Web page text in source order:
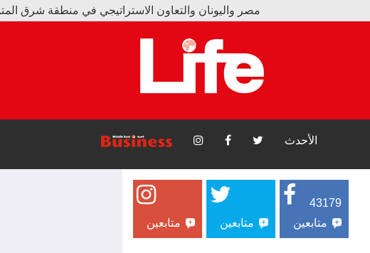
مصر واليونان والتعاون الاستراتيجي في منطقة شرق المتوسط
الأحدث
43179
متابعين
متابعين متابعين